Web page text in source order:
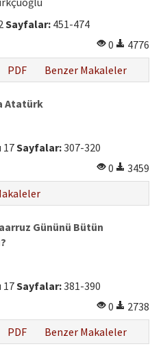
Sayfalar: 451-474
0
4776
PDF Benzer Makaleler
Atatürk
17Sayfalar:307-320
0
3459
Gününü Bütün
17Sayfalar:381-390
0
2738
PDF Benzer Makaleler